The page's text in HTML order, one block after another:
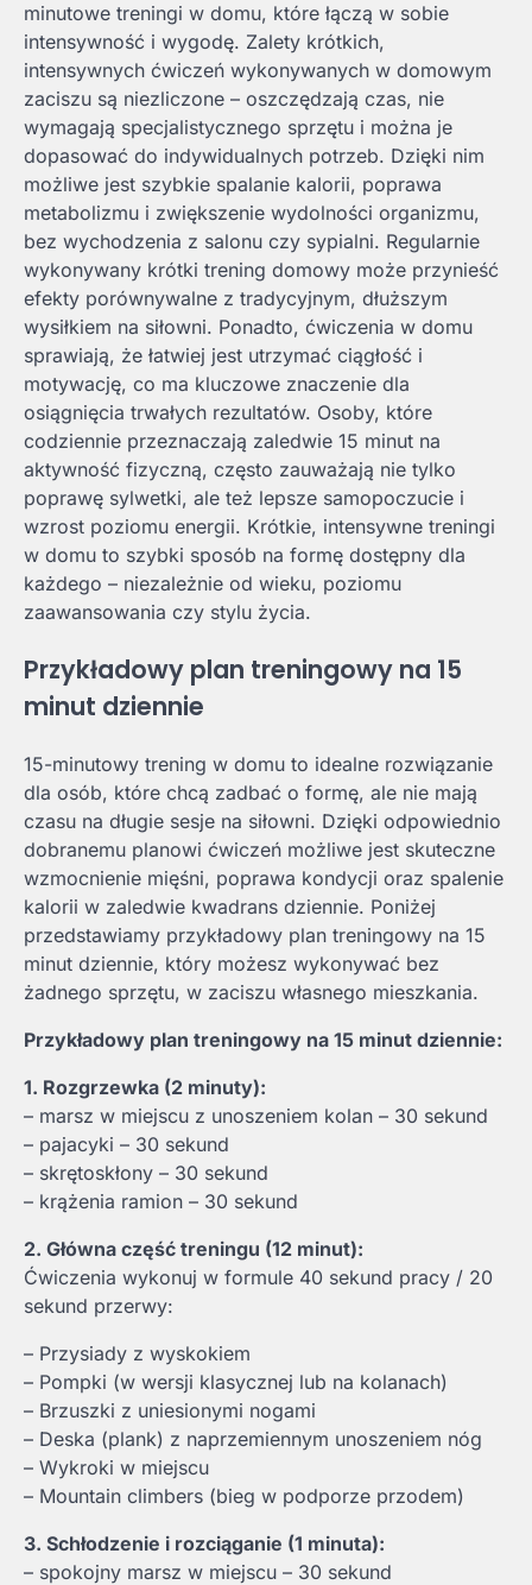
minutowe treningi w domu, które łączą w sobie
intensywność i wygodę. Zalety krótkich,
intensywnych ćwiczeń wykonywanych w domowym
zaciszu są niezliczone – oszczędzają czas, nie
wymagają specjalistycznego sprzętu i można je
dopasować do indywidualnych potrzeb. Dzięki nim
możliwe jest szybkie spalanie kalorii, poprawa
metabolizmu i zwiększenie wydolności organizmu,
bez wychodzenia z salonu czy sypialni. Regularnie
wykonywany krótki trening domowy może przynieść
efekty porównywalne z tradycyjnym, dłuższym
wysiłkiem na siłowni. Ponadto, ćwiczenia w domu
sprawiają, że łatwiej jest utrzymać ciągłość i
motywację, co ma kluczowe znaczenie dla
osiągnięcia trwałych rezultatów. Osoby, które
codziennie przeznaczają zaledwie 15 minut na
aktywność fizyczną, często zauważają nie tylko
poprawę sylwetki, ale też lepsze samopoczucie i
wzrost poziomu energii. Krótkie, intensywne treningi
w domu to szybki sposób na formę dostępny dla
każdego – niezależnie od wieku, poziomu
zaawansowania czy stylu życia.
Przykładowy plan treningowy na 15
minut dziennie
15-minutowy trening w domu to idealne rozwiązanie
dla osób, które chcą zadbać o formę, ale nie mają
czasu na długie sesje na siłowni. Dzięki odpowiednio
dobranemu planowi ćwiczeń możliwe jest skuteczne
wzmocnienie mięśni, poprawa kondycji oraz spalenie
kalorii w zaledwie kwadrans dziennie. Poniżej
przedstawiamy przykładowy plan treningowy na 15
minut dziennie, który możesz wykonywać bez
żadnego sprzętu, w zaciszu własnego mieszkania.
Przykładowy plan treningowy na 15 minut dziennie:
1. Rozgrzewka (2 minuty):
– marsz w miejscu z unoszeniem kolan – 30 sekund
– pajacyki – 30 sekund
– skrętoskłony – 30 sekund
– krążenia ramion – 30 sekund
2. Główna część treningu (12 minut):
Ćwiczenia wykonuj w formule 40 sekund pracy / 20
sekund przerwy:
– Przysiady z wyskokiem
– Pompki (w wersji klasycznej lub na kolanach)
– Brzuszki z uniesionymi nogami
– Deska (plank) z naprzemiennym unoszeniem nóg
– Wykroki w miejscu
– Mountain climbers (bieg w podporze przodem)
3. Schłodzenie i rozciąganie (1 minuta):
– spokojny marsz w miejscu – 30 sekund